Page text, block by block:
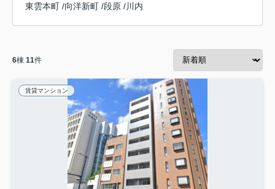
東雲本町 /向洋新町 /段原 /川内
6棟 11件
賃貸マンション